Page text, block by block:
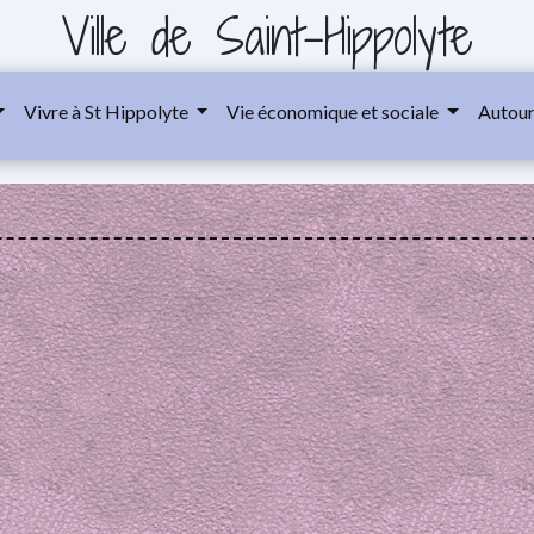
Ville de Saint-Hippolyte
Vivre à St Hippolyte Vie économique et sociale